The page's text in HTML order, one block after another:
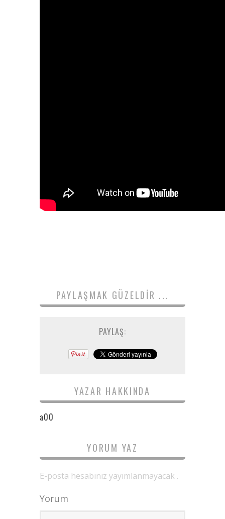
PAYLAŞMAK GÜZELDIR ...
PAYLAŞ:
YAZAR HAKKINDA
a00
YORUM YAZ
E-posta hesabınız yayımlanmayacak .
Yorum